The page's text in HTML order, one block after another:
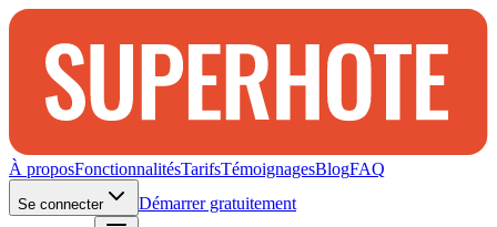
À proposFonctionnalitésTarifsTémoignagesBlogFAQ
Se connecter
Démarrer gratuitement